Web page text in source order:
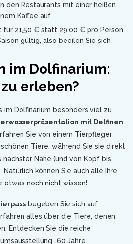
den Restaurants mit einer heißen
Kaffee auf.
21,50 € statt 29,00 € pro Person.
gültig, also beeilen Sie sich.
im Dolfinarium:
erleben?
im Dolfinarium besonders viel zu
mit Delfinen
Sie von einem Tierpfleger
Tiere, während Sie sie direkt
nächster Nähe (und von Kopf bis
Natürlich können Sie auch alle Ihre
etwas noch nicht wissen!
begeben Sie sich auf
alles über die Tiere, denen
Entdecken Sie die reiche
„60 Jahre